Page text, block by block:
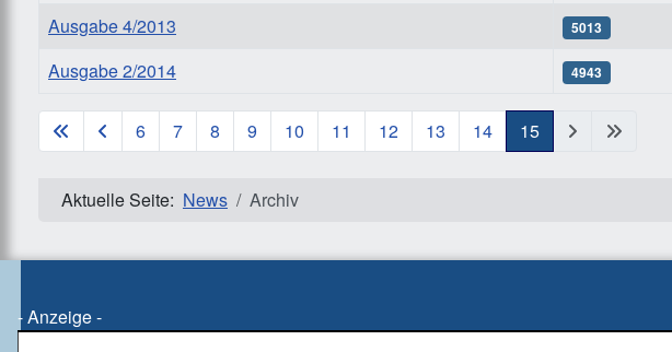
Beiträge
Ausgabe 4/2013
5013
Ausgabe 2/2014 4943
6 7 8 9 10 11 12 13 14 15
Aktuelle Seite: News Archiv
- Anzeige -